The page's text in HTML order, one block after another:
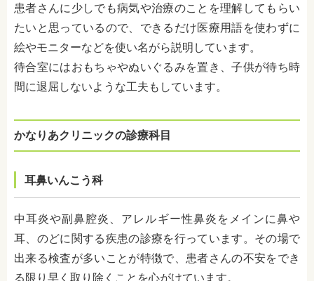
患者さんに少しでも病気や治療のことを理解してもらい
たいと思っているので、できるだけ医療用語を使わずに
絵やモニターなどを使い名がら説明しています。
待合室にはおもちゃやぬいぐるみを置き、子供が待ち時
間に退屈しないような工夫もしています。
かなりあクリニックの診療科目
耳鼻いんこう科
中耳炎や副鼻腔炎、アレルギー性鼻炎をメインに鼻や
耳、のどに関する疾患の診療を行っています。その場で
出来る検査が多いことが特徴で、患者さんの不安をでき
る限り早く取り除くことを心がけています。